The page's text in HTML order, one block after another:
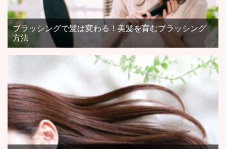
ブラッシングで髪は変わる！美髪を育むブラッシング
方法